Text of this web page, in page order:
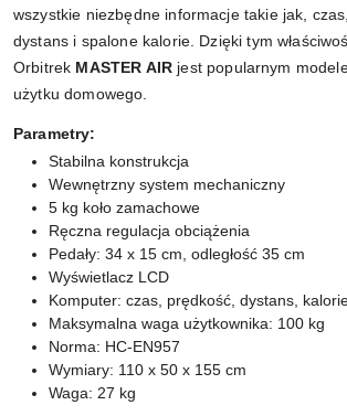
wszystkie niezbędne informacje takie jak,
dystans i spalone kalorie. Dzięki tym
Orbitrek MASTER AIR jest popularnym
użytku domowego.
Parametry:
Stabilna konstrukcja
Wewnętrzny system mechaniczny
5 kg koło zamachowe
Ręczna regulacja obciążenia
Pedały: 34 x 15 cm, odległość 35 cm
Wyświetlacz LCD
Komputer: czas, prędkość, dystans,
Maksymalna waga użytkownika: 100 kg
Norma: HC-EN957
Wymiary: 110 x 50 x 155 cm
Waga: 27 kg